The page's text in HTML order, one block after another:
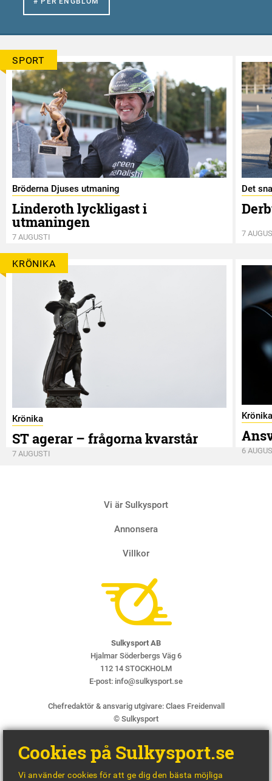
SPORT
Bröderna Djuses utmaning
Linderoth lyckligast i
utmaningen
7 AUGUSTI
Det
7
KRÖNIKA
Krönika
ST agerar – frågorna kvarstår
7 AUGUSTI
Krönika
6
Vi är Sulkysport
Annonsera
Villkor
Sulkysport AB
Hjalmar Söderbergs Väg 6
112 14 STOCKHOLM
E-post: info@sulkysport.se
Chefredaktör & ansvarig utgivare: Claes Freidenvall
© Sulkysport
Cookies på Sulkysport.se
Vi använder cookies för att ge dig den bästa möjliga